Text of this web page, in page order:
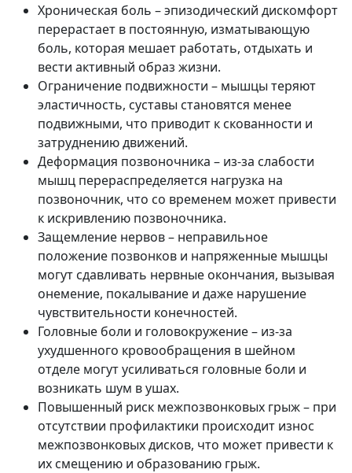
Хроническая боль – эпизодический дискомфорт
перерастает в постоянную, изматывающую
боль, которая мешает работать, отдыхать и
вести активный образ жизни.
Ограничение подвижности – мышцы теряют
эластичность, суставы становятся менее
подвижными, что приводит к скованности и
затруднению движений.
Деформация позвоночника – из-за слабости
мышц перераспределяется нагрузка на
позвоночник, что со временем может привести
к искривлению позвоночника.
Защемление нервов – неправильное
положение позвонков и напряженные мышцы
могут сдавливать нервные окончания, вызывая
онемение, покалывание и даже нарушение
чувствительности конечностей.
Головные боли и головокружение – из-за
ухудшенного кровообращения в шейном
отделе могут усиливаться головные боли и
возникать шум в ушах.
Повышенный риск межпозвонковых грыж – при
отсутствии профилактики происходит износ
межпозвонковых дисков, что может привести к
их смещению и образованию грыж.